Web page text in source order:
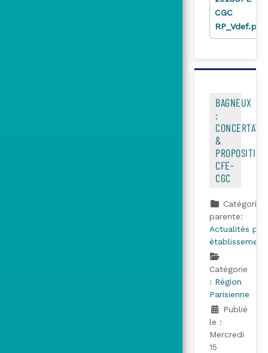
CGC
RP_Vdef.pdf
BAGNEUX
:
&
CFE-
CGC
Catégorie
parente:
Actualités par
Catégorie
: Région
Parisienne
Publié
le :
Mercredi
15